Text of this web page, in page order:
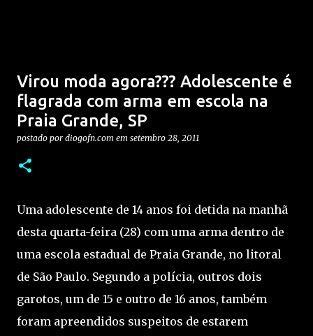
Virou moda agora??? Adolescente é
flagrada com arma em escola na
Praia Grande, SP
postado por diogofn.com em setembro 28, 2011
Uma adolescente de 14 anos foi detida na manhã
desta quarta-feira (28) com uma arma dentro de
uma escola estadual de Praia Grande, no litoral
de São Paulo. Segundo a polícia, outros dois
garotos, um de 15 e outro de 16 anos, também
foram apreendidos suspeitos de estarem